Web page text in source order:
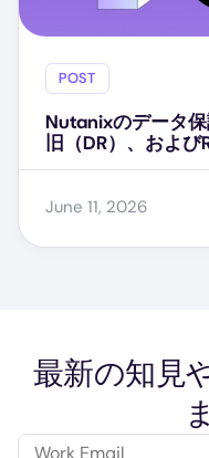
POST
Nutanixのデータ
旧（DR）、および
June 11, 2026
最新の知見